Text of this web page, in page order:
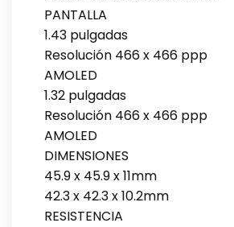
PANTALLA
1.43 pulgadas
Resolución 466 x 466 ppp
AMOLED
1.32 pulgadas
Resolución 466 x 466 ppp
AMOLED
DIMENSIONES
45.9 x 45.9 x 11mm
42.3 x 42.3 x 10.2mm
RESISTENCIA